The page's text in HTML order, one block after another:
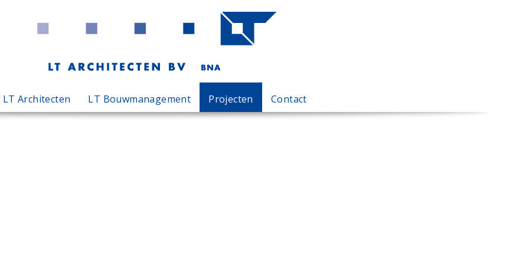
LT Architecten LT Bouwmanagement Projecten Contact